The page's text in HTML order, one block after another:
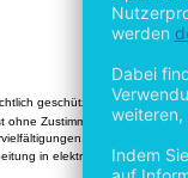
geschützt. Jede
ohne Zustimmung des Verlages
Übersetzungen,
in elektronischen